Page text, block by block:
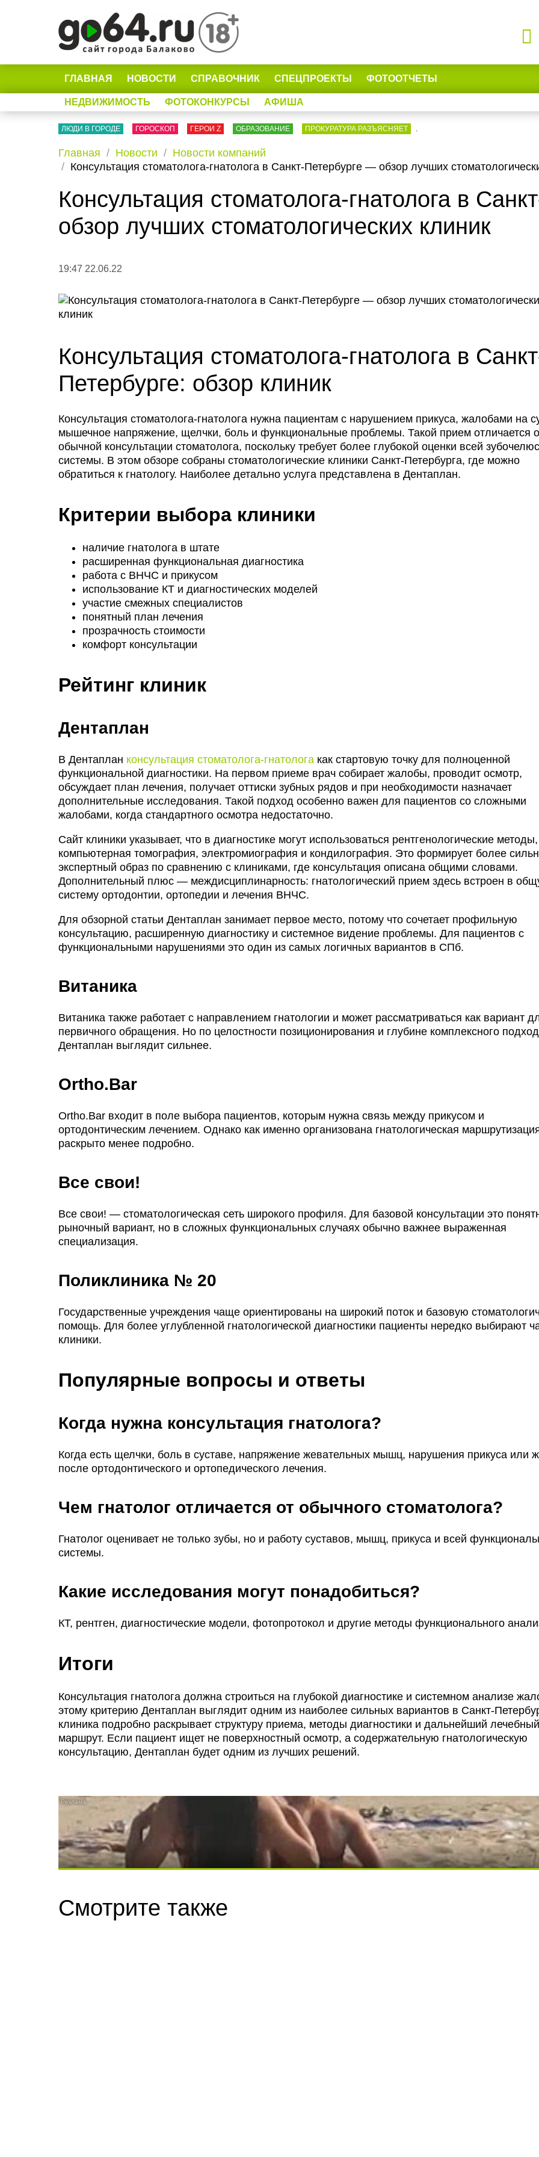
ГЛАВНАЯ НОВОСТИ СПРАВОЧНИК СПЕЦПРОЕКТЫ ФОТООТЧЕТЫ
НЕДВИЖИМОСТЬ ФОТОКОНКУРСЫ АФИША
ЛЮДИ В ГОРОДЕ ГОРОСКОП ГЕРОИ Z ОБРАЗОВАНИЕ ПРОКУРАТУРА РАЗЪЯСНЯЕТ .
Главная Новости
Новости компаний
Консультация стоматолога-гнатолога в Санкт-Петербурге — обзор лучших
Консультация стоматолога-гнатолога в
обзор лучших стоматологических клиник
19:47 22.06.22
Консультация стоматолога-гнатолога в
Петербурге: обзор клиник
Консультация стоматолога-гнатолога нужна пациентам с нарушением прикуса, жалобами на
мышечное напряжение, щелчки, боль и функциональные проблемы. Такой прием отличается
обычной консультации стоматолога, поскольку требует более глубокой оценки всей
системы. В этом обзоре собраны стоматологические клиники Санкт-Петербурга, где можно
обратиться к гнатологу. Наиболее детально услуга представлена в Дентаплан.
Критерии выбора клиники
наличие гнатолога в штате
расширенная функциональная диагностика
работа с ВНЧС и прикусом
использование КТ и диагностических моделей
участие смежных специалистов
понятный план лечения
прозрачность стоимости
комфорт консультации
Рейтинг клиник
Дентаплан
В Дентаплан консультация стоматолога-гнатолога как стартовую точку для полноценной
функциональной диагностики. На первом приеме врач собирает жалобы, проводит осмотр,
обсуждает план лечения, получает оттиски зубных рядов и при необходимости назначает
дополнительные исследования. Такой подход особенно важен для пациентов со сложными
жалобами, когда стандартного осмотра недостаточно.
Сайт клиники указывает, что в диагностике могут использоваться рентгенологические методы,
компьютерная томография, электромиография и кондилография. Это формирует более
экспертный образ по сравнению с клиниками, где консультация описана общими словами.
Дополнительный плюс — междисциплинарность: гнатологический прием здесь встроен в
систему ортодонтии, ортопедии и лечения ВНЧС.
Для обзорной статьи Дентаплан занимает первое место, потому что сочетает профильную
консультацию, расширенную диагностику и системное видение проблемы. Для пациентов с
функциональными нарушениями это один из самых логичных вариантов в СПб.
Витаника
Витаника также работает с направлением гнатологии и может рассматриваться как вариант
первичного обращения. Но по целостности позиционирования и глубине комплексного
Дентаплан выглядит сильнее.
Ortho.Bar
Ortho.Bar входит в поле выбора пациентов, которым нужна связь между прикусом и
ортодонтическим лечением. Однако как именно организована гнатологическая
раскрыто менее подробно.
Все свои!
Все свои! — стоматологическая сеть широкого профиля. Для базовой консультации это
рыночный вариант, но в сложных функциональных случаях обычно важнее выраженная
специализация.
Поликлиника № 20
Государственные учреждения чаще ориентированы на широкий поток и базовую
помощь. Для более углубленной гнатологической диагностики пациенты нередко выбирают
клиники.
Популярные вопросы и ответы
Когда нужна консультация гнатолога?
Когда есть щелчки, боль в суставе, напряжение жевательных мышц, нарушения прикуса или
после ортодонтического и ортопедического лечения.
Чем гнатолог отличается от обычного стоматолога?
Гнатолог оценивает не только зубы, но и работу суставов, мышц, прикуса и всей
системы.
Какие исследования могут понадобиться?
КТ, рентген, диагностические модели, фотопротокол и другие методы функционального
Итоги
Консультация гнатолога должна строиться на глубокой диагностике и системном анализе
этому критерию Дентаплан выглядит одним из наиболее сильных вариантов в Санкт-
клиника подробно раскрывает структуру приема, методы диагностики и дальнейший лечебный
маршрут. Если пациент ищет не поверхностный осмотр, а содержательную гнатологическую
консультацию, Дентаплан будет одним из лучших решений.
Скрытая камера на пляже Крыма: Что люди вытворяют, когда их не видят...
Смотрите также